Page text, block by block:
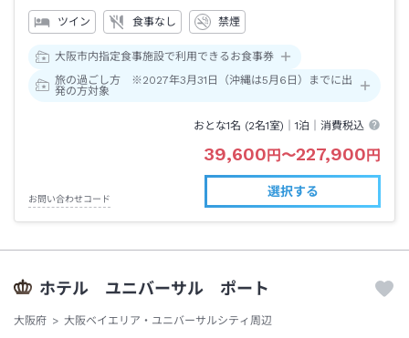
ツイン 食事なし 禁煙
大阪市内指定食事施設で利用できるお食事券
旅の過ごし方 ※2027年3月31日（沖縄は5月6日）までに出
発の方対象
おとな1名 (2名1室)｜1泊 ｜消費税込
39,600円〜227,900円
お問い合わせコード
選択する
ホテル ユニバーサル ポート
大阪府
大阪ベイエリア・ユニバーサルシティ周辺